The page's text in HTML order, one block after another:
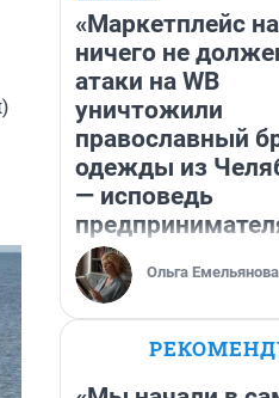
«Маркетплейс
ничего не
атаки на WB
уничтожили
православный
одежды из
— исповедь
Ольга Емельянова